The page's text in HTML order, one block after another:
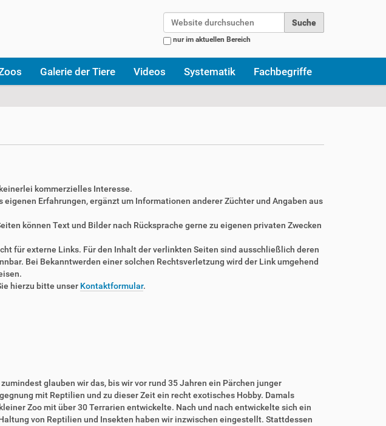
nur im aktuellen Bereich
Galerie der Tiere Videos Systematik Fachbegriffe
kommerzielles Interesse.
Erfahrungen, ergänzt um Informationen anderer Züchter und Angaben aus
können Text und Bilder nach Rücksprache gerne zu eigenen privaten Zwecken
für externe Links. Für den Inhalt der verlinkten Seiten sind ausschließlich deren
Bei Bekanntwerden einer solchen Rechtsverletzung wird der Link umgehend
hierzu bitte unser Kontaktformular.
glauben wir das, bis wir vor rund 35 Jahren ein Pärchen junger
mit Reptilien und zu dieser Zeit ein recht exotisches Hobby. Damals
Zoo mit über 30 Terrarien entwickelte. Nach und nach entwickelte sich ein
von Reptilien und Insekten haben wir inzwischen eingestellt. Stattdessen